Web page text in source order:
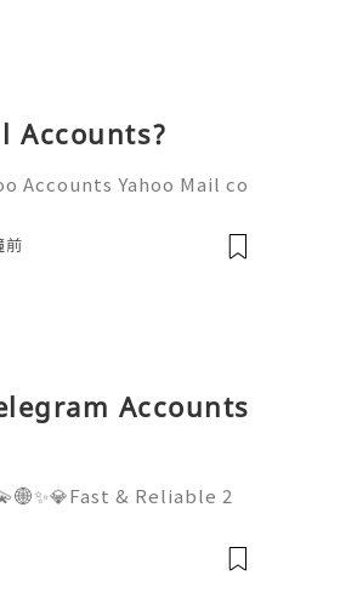
Accounts?
Accounts Yahoo Mail co
and online a
前
Accounts
& Reliable 2
💫💎💲💫🌐✨💎D